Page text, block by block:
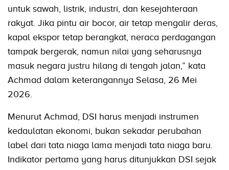
untuk sawah, listrik, industri, dan kesejahteraan
rakyat. Jika pintu air bocor, air tetap mengalir deras,
kapal ekspor tetap berangkat, neraca perdagangan
tampak bergerak, namun nilai yang seharusnya
masuk negara justru hilang di tengah jalan,” kata
Achmad dalam keterangannya Selasa, 26 Mei
2026.
Menurut Achmad, DSI harus menjadi instrumen
kedaulatan ekonomi, bukan sekadar perubahan
label dari tata niaga lama menjadi tata niaga baru.
Indikator pertama yang harus ditunjukkan DSI sejak